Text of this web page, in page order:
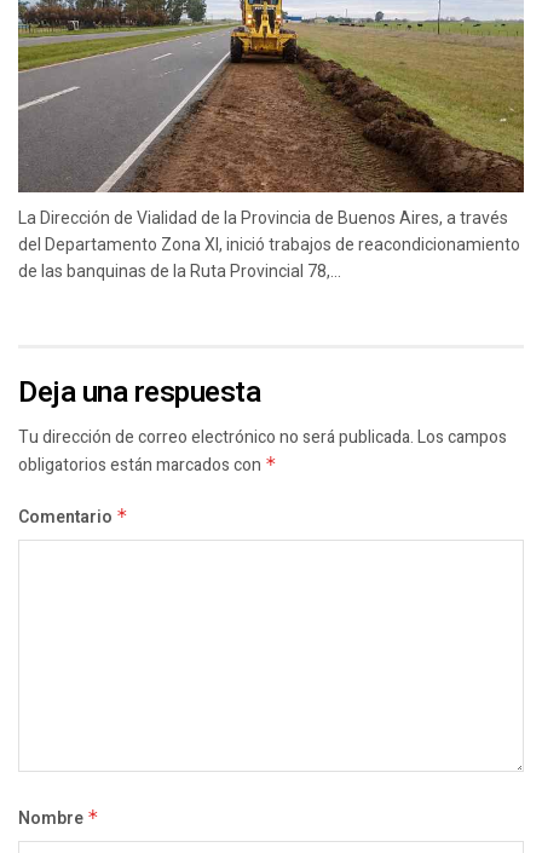
La Dirección de Vialidad de la Provincia de Buenos Aires, a través
del Departamento Zona XI, inició trabajos de reacondicionamiento
de las banquinas de la Ruta Provincial 78,...
Deja una respuesta
Tu dirección de correo electrónico no será publicada.Los campos
obligatorios están marcados con *
Comentario *
Nombre *